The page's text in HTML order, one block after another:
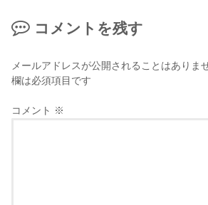
コメントを残す
メールアドレスが公開されることはありま
欄は必須項目です
コメント ※